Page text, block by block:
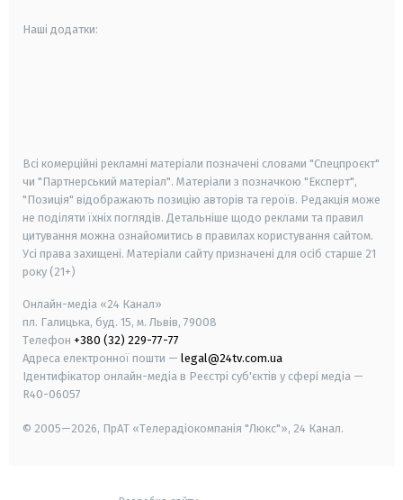
Наші додатки:
Всі комерційні рекламні матеріали позначені словами "Спецпроєкт"
чи "Партнерський матеріал". Матеріали з позначкою "Експерт",
"Позиція" відображають позицію авторів та героїв. Редакція може
не поділяти їхніх поглядів. Детальніше щодо реклами та правил
цитування можна ознайомитись в правилах користування сайтом.
Усі права захищені. Матеріали сайту призначені для осіб старше 21
року (21+)
Онлайн-медіа «24 Канал»
пл. Галицька, буд. 15, м. Львів, 79008
Телефон +380 (32) 229-77-77
Адреса електронної пошти — legal@24tv.com.ua
Ідентифікатор онлайн-медіа в Реєстрі суб'єктів у сфері медіа —
R40-06057
© 2005—2026, ПрАТ «Телерадіокомпанія "Люкс"», 24 Канал.